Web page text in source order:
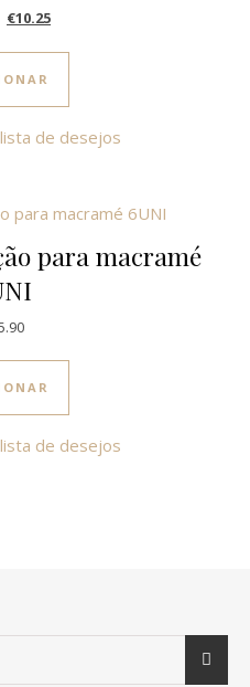
O preço original era: €13.80.
€10.25O preço atual é: €10.25.
de desejos
para macramé
de desejos